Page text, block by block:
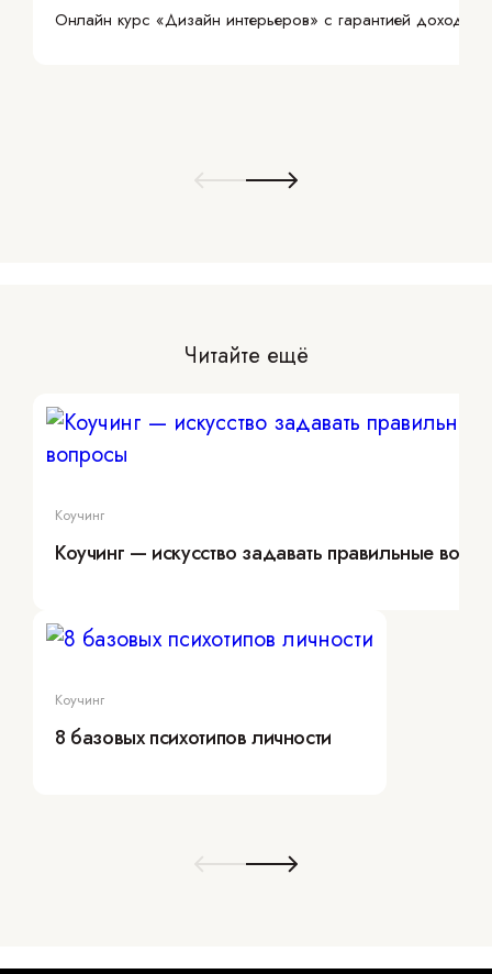
Онлайн курс «Дизайн интерьеров» с гарантией дохода
Читайте ещё
Коучинг
Коучинг — искусство задавать правильные
Коучинг
8 базовых психотипов личности